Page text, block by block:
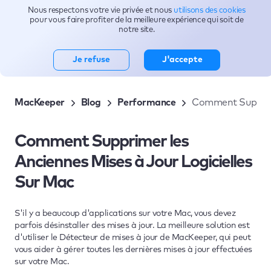
Sujets
MacKeeper Blog Performance Comment
Comment Supprimer les
Anciennes Mises à Jour Logicielles
Sur Mac
S'il y a beaucoup d'applications sur votre Mac, vous devez
parfois désinstaller des mises à jour. La meilleure solution est
d'utiliser le Détecteur de mises à jour de MacKeeper, qui peut
vous aider à gérer toutes les dernières mises à jour effectuées
sur votre Mac.
Nous respectons votre vie privée et nous utilisons des cookies
pour vous faire profiter de la meilleure expérience qui soit de
notre site.
Je refuse J'accepte